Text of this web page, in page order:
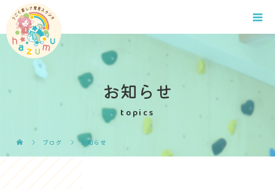
お知らせ
topics
ブログ お知らせ